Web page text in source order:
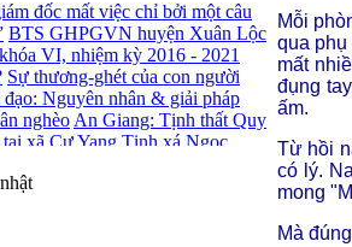
đốc mất việc chỉ bởi một câu
BTS GHPGVN huyện Xuân Lộc
VI, nhiệm kỳ 2016 - 2021
Sự thương-ghét của con người
đạo: Nguyên nhân & giải pháp
nghèo An Giang: Tịnh thất Quy
xã Cư Yang Tịnh xá Ngọc
cho Người bận rộn
Mỗi
qua phụ
mất
đụng
ấm.
Từ hồi
có lý.
mong
Mà